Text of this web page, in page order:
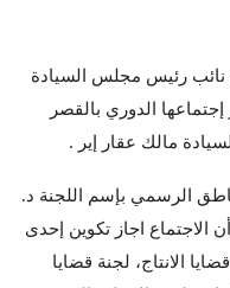
نائب رئيس مجلس السيادة
الدوري بالقصر
مالك عقار إير .
الرسمي بإسم اللجنة د.
الاجتماع اجاز تكوين إحدى
الانتاج، لجنة قضايا